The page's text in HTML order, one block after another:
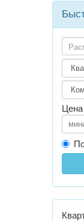
Цена